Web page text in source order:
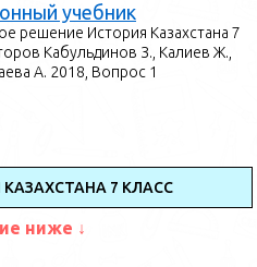
учебник
решение История Казахстана 7
Кабульдинов З., Калиев Ж.,
А. 2018, Вопрос 1
7 КЛАСС
ниже ↓